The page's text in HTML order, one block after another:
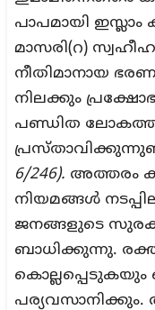
പാപമായി
മാസരി(റ)
നീതിമാനായ
നിലക്കും
പണ്ഡിത
6/246). അത്തരം
നിയമങ്ങൾ
ജനങ്ങളുടെ
ബാധിക്കുന്നു.
കൊല്ലപ്പെടുകയും
പര്യവസാനിക്കും.